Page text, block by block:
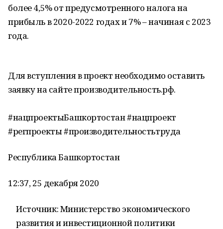
более 4,5% от предусмотренного налога на
прибыль в 2020-2022 годах и 7% – начиная с 2023
года.
Для вступления в проект необходимо оставить
заявку на сайте производительность.рф.
#нацпроектыБашкортостан #нацпроект
#регпроекты #производительностьтруда
Республика Башкортостан
12:37, 25 декабря 2020
Источник: Министерство экономического
развития и инвестиционной политики